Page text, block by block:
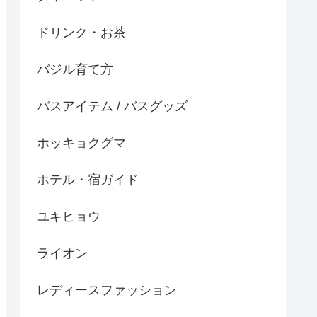
ドリンク・お茶
バジル育て方
バスアイテム / バスグッズ
ホッキョクグマ
ホテル・宿ガイド
ユキヒョウ
ライオン
レディースファッション